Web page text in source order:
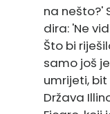
na nešto?'
dira: 'Ne
Što bi
samo još
umrijeti,
Država